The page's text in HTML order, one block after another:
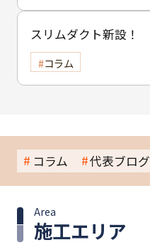
スリムダクト新設！
コラム
コラム 代表ブログ
施工エリア
Area